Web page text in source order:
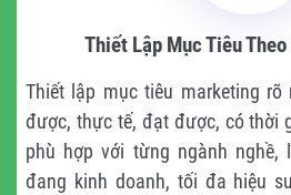
Thiết Lập Mục Tiêu
Thiết lập mục tiêu marketing
được, thực tế, đạt được, có thời
phù hợp với từng ngành nghề,
đang kinh doanh, tối đa hiệu